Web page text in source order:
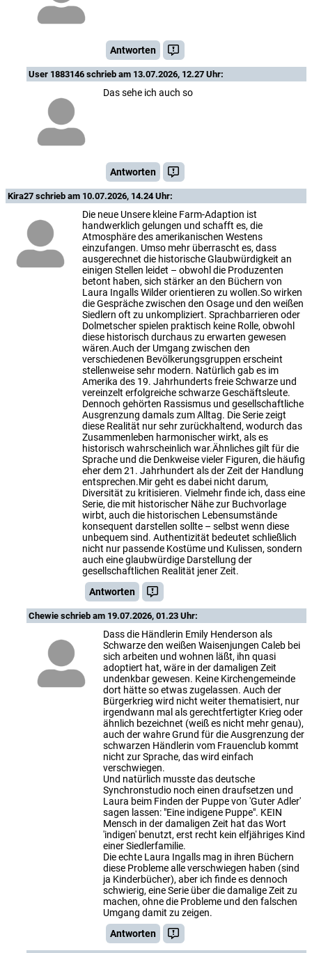
Antworten
User 1883146 schrieb am 13.07.2026, 12.27 Uhr:
Das sehe ich auch so
Antworten
Kira27 schrieb am 10.07.2026, 14.24 Uhr:
Die neue Unsere kleine Farm-Adaption ist
handwerklich gelungen und schafft es, die
Atmosphäre des amerikanischen Westens
einzufangen. Umso mehr überrascht es, dass
ausgerechnet die historische Glaubwürdigkeit an
einigen Stellen leidet – obwohl die Produzenten
betont haben, sich stärker an den Büchern von
Laura Ingalls Wilder orientieren zu wollen.So wirken
die Gespräche zwischen den Osage und den weißen
Siedlern oft zu unkompliziert. Sprachbarrieren oder
Dolmetscher spielen praktisch keine Rolle, obwohl
diese historisch durchaus zu erwarten gewesen
wären.Auch der Umgang zwischen den
verschiedenen Bevölkerungsgruppen erscheint
stellenweise sehr modern. Natürlich gab es im
Amerika des 19. Jahrhunderts freie Schwarze und
vereinzelt erfolgreiche schwarze Geschäftsleute.
Dennoch gehörten Rassismus und gesellschaftliche
Ausgrenzung damals zum Alltag. Die Serie zeigt
diese Realität nur sehr zurückhaltend, wodurch das
Zusammenleben harmonischer wirkt, als es
historisch wahrscheinlich war.Ähnliches gilt für die
Sprache und die Denkweise vieler Figuren, die häufig
eher dem 21. Jahrhundert als der Zeit der Handlung
entsprechen.Mir geht es dabei nicht darum,
Diversität zu kritisieren. Vielmehr finde ich, dass eine
Serie, die mit historischer Nähe zur Buchvorlage
wirbt, auch die historischen Lebensumstände
konsequent darstellen sollte – selbst wenn diese
unbequem sind. Authentizität bedeutet schließlich
nicht nur passende Kostüme und Kulissen, sondern
auch eine glaubwürdige Darstellung der
gesellschaftlichen Realität jener Zeit.
Antworten
Chewie schrieb am 19.07.2026, 01.23 Uhr:
Dass die Händlerin Emily Henderson als
Schwarze den weißen Waisenjungen Caleb bei
sich arbeiten und wohnen läßt, ihn quasi
adoptiert hat, wäre in der damaligen Zeit
undenkbar gewesen. Keine Kirchengemeinde
dort hätte so etwas zugelassen. Auch der
Bürgerkrieg wird nicht weiter thematisiert, nur
irgendwann mal als gerechtfertigter Krieg oder
ähnlich bezeichnet (weiß es nicht mehr genau),
auch der wahre Grund für die Ausgrenzung der
schwarzen Händlerin vom Frauenclub kommt
nicht zur Sprache, das wird einfach
verschwiegen.
Und natürlich musste das deutsche
Synchronstudio noch einen draufsetzen und
Laura beim Finden der Puppe von 'Guter Adler'
sagen lassen: "Eine indigene Puppe". KEIN
Mensch in der damaligen Zeit hat das Wort
'indigen' benutzt, erst recht kein elfjähriges Kind
einer Siedlerfamilie.
Die echte Laura Ingalls mag in ihren Büchern
diese Probleme alle verschwiegen haben (sind
ja Kinderbücher), aber ich finde es dennoch
schwierig, eine Serie über die damalige Zeit zu
machen, ohne die Probleme und den falschen
Umgang damit zu zeigen.
Antworten